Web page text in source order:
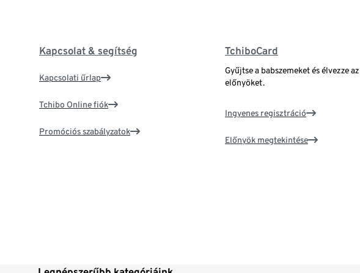
Kapcsolat & segítség
Kapcsolati űrlap
Tchibo Online fiók
Promóciós szabályzatok
TchiboCard
Gyűjtse a babszemeket és élvezze
előnyöket.
Ingyenes regisztráció
Előnyök megtekintése